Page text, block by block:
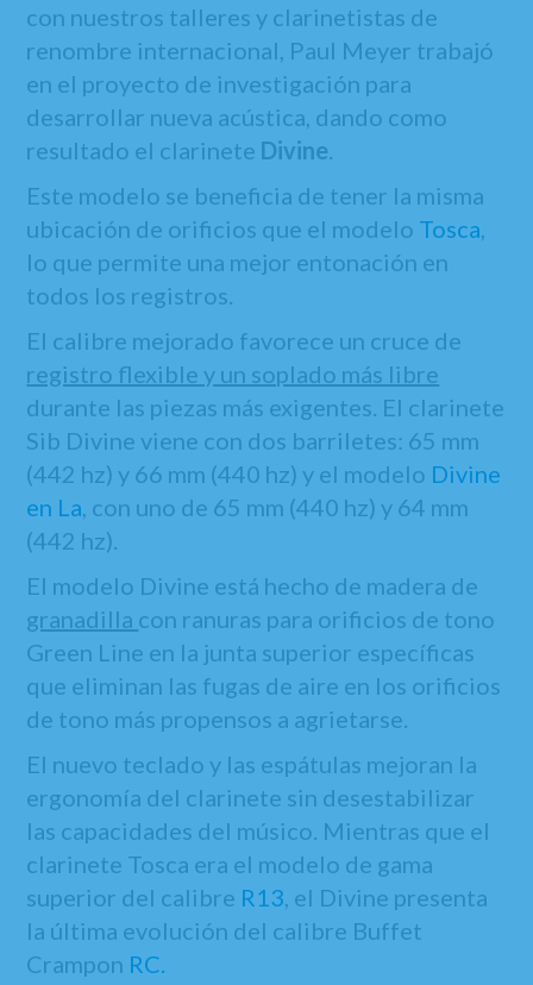
con nuestros talleres y clarinetistas de
renombre internacional, Paul Meyer trabajó
en el proyecto de investigación para
desarrollar nueva acústica, dando como
resultado el clarinete Divine.
Este modelo se beneficia de tener la misma
ubicación de orificios que el modelo Tosca,
lo que permite una mejor entonación en
todos los registros.
El calibre mejorado favorece un cruce de
registro flexible y un soplado más libre
durante las piezas más exigentes. El clarinete
Sib Divine viene con dos barriletes: 65 mm
(442 hz) y 66 mm (440 hz) y el modelo Divine
en La, con uno de 65 mm (440 hz) y 64 mm
(442 hz).
El modelo Divine está hecho de madera de
granadilla con ranuras para orificios de tono
Green Line en la junta superior específicas
que eliminan las fugas de aire en los orificios
de tono más propensos a agrietarse.
El nuevo teclado y las espátulas mejoran la
ergonomía del clarinete sin desestabilizar
las capacidades del músico. Mientras que el
clarinete Tosca era el modelo de gama
superior del calibre R13, el Divine presenta
la última evolución del calibre Buffet
Crampon RC.